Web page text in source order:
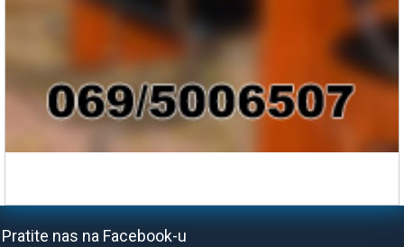
Pratite nas na Facebook-u